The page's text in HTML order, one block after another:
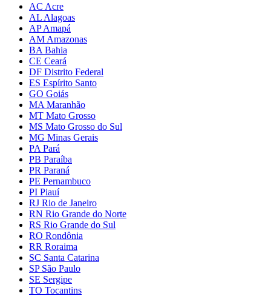
AC Acre
AL Alagoas
AP Amapá
AM Amazonas
BA Bahia
CE Ceará
DF Distrito Federal
ES Espírito Santo
GO Goiás
MA Maranhão
MT Mato Grosso
MS Mato Grosso do Sul
MG Minas Gerais
PA Pará
PB Paraíba
PR Paraná
PE Pernambuco
PI Piauí
RJ Rio de Janeiro
RN Rio Grande do Norte
RS Rio Grande do Sul
RO Rondônia
RR Roraima
SC Santa Catarina
SP São Paulo
SE Sergipe
TO Tocantins